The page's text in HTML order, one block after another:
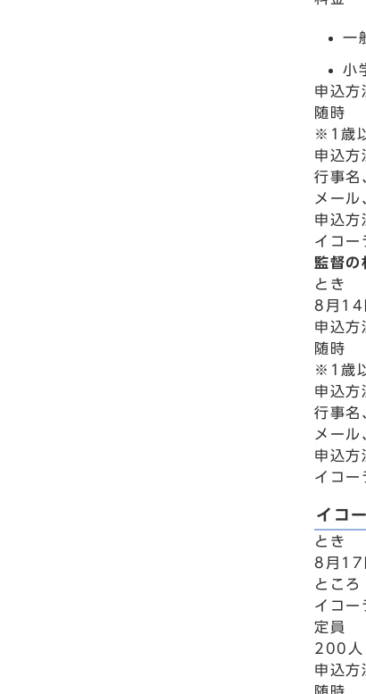
一
小
申込方
随時
※1歳
申込方
行事名
メール
申込
イコ
監督の
とき
8月14
申込方
随時
※1歳
申込方
行事名
メール
申込
イコ
イコ
とき
8月17
ところ
イコー
定員
200人
申込方